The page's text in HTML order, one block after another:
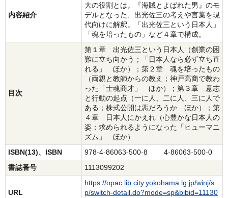
内容紹介
大の役割とは。『海賊とよばれた男』のモ
デルとなった、出光佐三の考えや言葉を現
代向けに解釈。「出光佐三という日本人」
「魂を培ったもの」など４章で構成。
目次
第１章 出光佐三という日本人（創業の困
難に立ち向かう；「日本人なら必ず立ち直
れる」 ほか）；第２章 魂を培ったもの
（両親と教師からの教え；神戸高商で教わ
った「士魂商才」 ほか）；第３章 意志
と行動の起点（一に人、二に人、三に人で
ある；株式公開は悪だろうか ほか）；第
４章 日本人にかえれ（心豊かな日本人の
姿；求められるようになった「ヒューマニ
ズム」 ほか）
ISBN(13)、ISBN
978-4-86063-500-8 4-86063-500-0
書誌番号
1113099202
URL
https://opac.lib.city.yokohama.lg.jp/winj/s
p/switch-detail.do?mode=sp&bibid=11130